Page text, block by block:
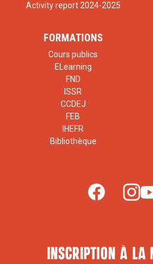
Activity report 2024-2025
FORMATIONS
Cours publics
ELearning
FND
ISSR
CCDEJ
FEB
IHEFR
Bibliothèque
inscription à la